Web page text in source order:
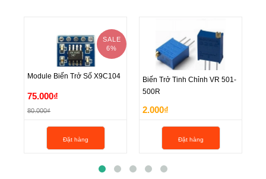
SALE
6%
Module Biến Trở Số X9C104
Module Biến Trở Số X9C104
75.000₫
80.000₫
Đặt hàng
Biến Trở Tinh Chỉnh VR 501-
500R
Biến Trở Tinh Chỉnh VR 501-
500R
2.000₫
Đặt hàng